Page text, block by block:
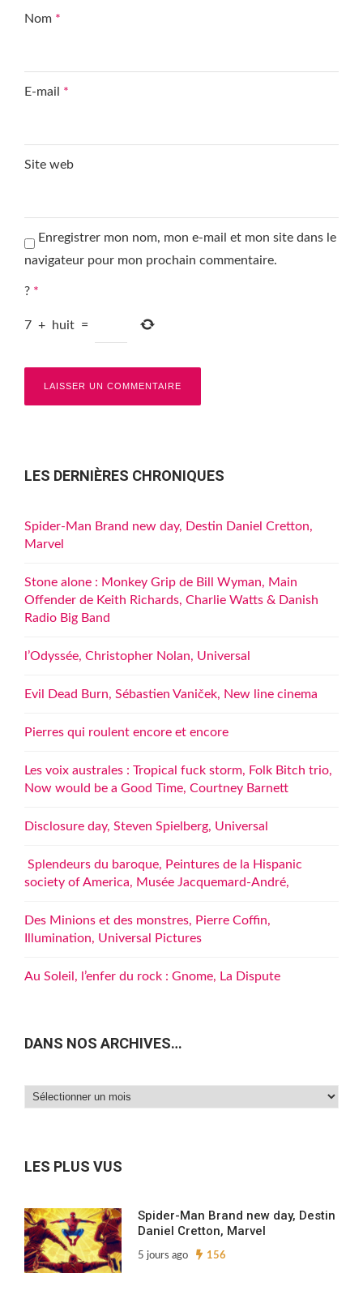
Nom *
E-mail *
Site web
Enregistrer mon nom, mon e-mail et mon site dans le
navigateur pour mon prochain commentaire.
? *
7 + huit =
LES DERNIÈRES CHRONIQUES
Spider-Man Brand new day, Destin Daniel Cretton,
Marvel
Stone alone : Monkey Grip de Bill Wyman, Main
Offender de Keith Richards, Charlie Watts & Danish
Radio Big Band
l’Odyssée, Christopher Nolan, Universal
Evil Dead Burn, Sébastien Vaniček, New line cinema
Pierres qui roulent encore et encore
Les voix australes : Tropical fuck storm, Folk Bitch trio,
Now would be a Good Time, Courtney Barnett
Disclosure day, Steven Spielberg, Universal
Splendeurs du baroque, Peintures de la Hispanic
society of America, Musée Jacquemard-André,
Des Minions et des monstres, Pierre Coffin,
Illumination, Universal Pictures
Au Soleil, l’enfer du rock : Gnome, La Dispute
DANS NOS ARCHIVES…
Dans
LES PLUS VUS
Spider-Man Brand new day, Destin
Daniel Cretton, Marvel
5 jours ago 156